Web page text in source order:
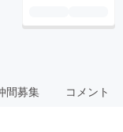
間募集 コメント